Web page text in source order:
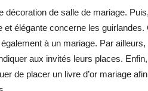
de salle de mariage.
élégante concerne les
à un mariage. Par
aux invités leurs places.
de placer un livre d’or mariage